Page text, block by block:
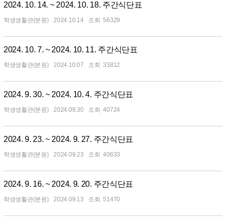
2024. 10. 14. ~ 2024. 10. 18. 주간식단표
학생생활관(분원) 2024.10.14 56329
2024. 10. 7. ~ 2024. 10. 11. 주간식단표
학생생활관(분원) 2024.10.07 33812
2024. 9. 30. ~ 2024. 10. 4. 주간식단표
학생생활관(분원) 2024.09.30 40724
2024. 9. 23. ~ 2024. 9. 27. 주간식단표
학생생활관(분원) 2024.09.23 40633
2024. 9. 16. ~ 2024. 9. 20. 주간식단표
학생생활관(분원) 2024.09.13 51470